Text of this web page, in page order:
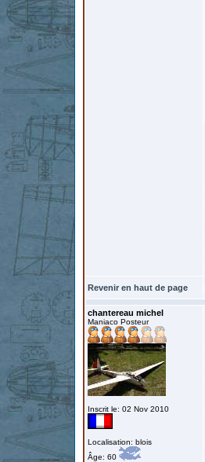
Revenir en haut de page
chantereau michel
Maniaco Posteur
Inscrit le: 02 Nov 2010
Localisation: blois
Âge: 60